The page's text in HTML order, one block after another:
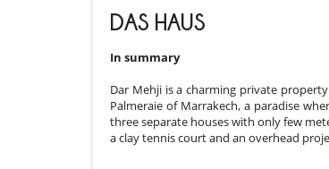
DAS HAUS
In summary
Dar Mehji is a charming private
Palmeraie of Marrakech, a paradise
three separate houses with only few
a clay tennis court and an overhead